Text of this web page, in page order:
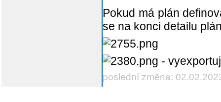
Pokud má plán
se na konci detailu
-
poslední změna: